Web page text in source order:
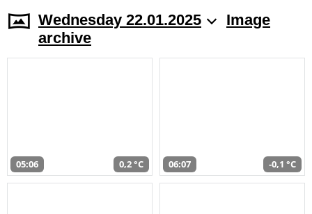
Wednesday 22.01.2025
Image
archive
05:06 0,2 °C 06:07 -0,1 °C